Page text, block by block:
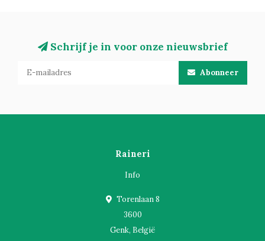
Schrijf je in voor onze nieuwsbrief
Abonneer
Raineri
Info
Torenlaan 8
3600
Genk, België